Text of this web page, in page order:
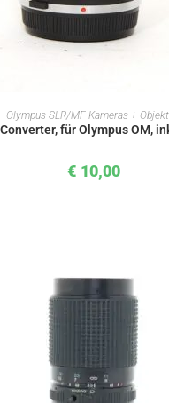
IN DEN WARENKORB
Olympus SLR/MF Kameras +
für Olympus OM,
€ 10,00